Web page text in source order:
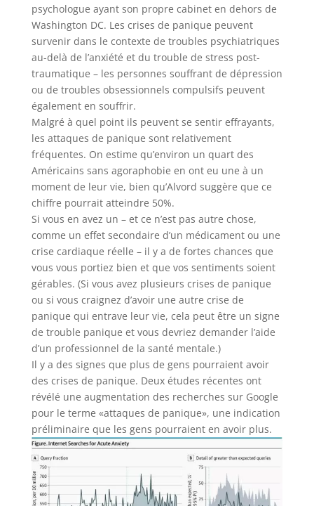
psychologue ayant son propre cabinet en dehors de
Washington DC. Les crises de panique peuvent
survenir dans le contexte de troubles psychiatriques
au-delà de l’anxiété et du trouble de stress post-
traumatique – les personnes souffrant de dépression
ou de troubles obsessionnels compulsifs peuvent
également en souffrir.
Malgré à quel point ils peuvent se sentir effrayants,
les attaques de panique sont relativement
fréquentes. On estime qu’environ un quart des
Américains sans agoraphobie en ont eu une à un
moment de leur vie, bien qu’Alvord suggère que ce
chiffre pourrait atteindre 50%.
Si vous en avez un – et ce n’est pas autre chose,
comme un effet secondaire d’un médicament ou une
crise cardiaque réelle – il y a de fortes chances que
vous vous portiez bien et que vos sentiments soient
gérables. (Si vous avez plusieurs crises de panique
ou si vous craignez d’avoir une autre crise de
panique qui entrave leur vie, cela peut être un signe
de trouble panique et vous devriez demander l’aide
d’un professionnel de la santé mentale.)
Il y a des signes que plus de gens pourraient avoir
des crises de panique. Deux études récentes ont
révélé une augmentation des recherches sur Google
pour le terme «attaques de panique», une indication
préliminaire que les gens pourraient en avoir plus.